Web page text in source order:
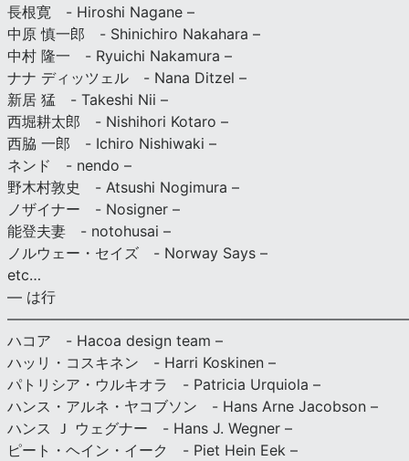
長根寛 - Hiroshi Nagane –
中原 慎一郎 - Shinichiro Nakahara –
中村 隆一 - Ryuichi Nakamura –
ナナ ディッツェル - Nana Ditzel –
新居 猛 - Takeshi Nii –
西堀耕太郎 - Nishihori Kotaro –
西脇 一郎 - Ichiro Nishiwaki –
ネンド - nendo –
野木村敦史 - Atsushi Nogimura –
ノザイナー - Nosigner –
能登夫妻 - notohusai –
ノルウェー・セイズ - Norway Says –
etc…
— は行
ハコア - Hacoa design team –
ハッリ・コスキネン - Harri Koskinen –
パトリシア・ウルキオラ - Patricia Urquiola –
ハンス・アルネ・ヤコブソン - Hans Arne Jacobson –
ハンス Ｊ ウェグナー - Hans J. Wegner –
ピート・ヘイン・イーク - Piet Hein Eek –